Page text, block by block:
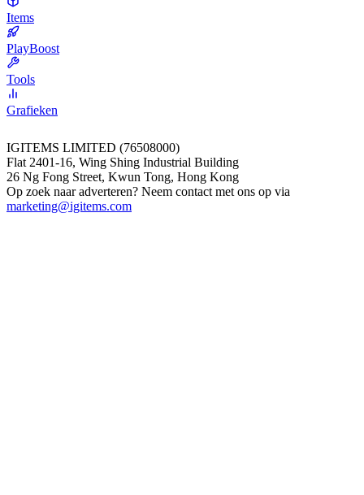
Items
PlayBoost
Tools
Grafieken
IGITEMS LIMITED (76508000)
Flat 2401-16, Wing Shing Industrial Building
26 Ng Fong Street, Kwun Tong, Hong Kong
Op zoek naar adverteren? Neem contact met ons op via
marketing@igitems.com